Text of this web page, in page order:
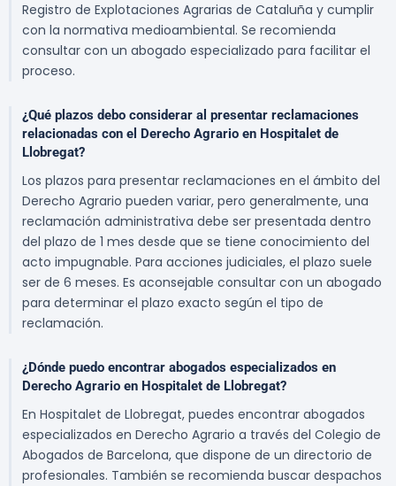
Registro de Explotaciones Agrarias de Cataluña y cumplir
con la normativa medioambiental. Se recomienda
consultar con un abogado especializado para facilitar el
proceso.
¿Qué plazos debo considerar al presentar reclamaciones
relacionadas con el Derecho Agrario en Hospitalet de
Llobregat?
Los plazos para presentar reclamaciones en el ámbito del
Derecho Agrario pueden variar, pero generalmente, una
reclamación administrativa debe ser presentada dentro
del plazo de 1 mes desde que se tiene conocimiento del
acto impugnable. Para acciones judiciales, el plazo suele
ser de 6 meses. Es aconsejable consultar con un abogado
para determinar el plazo exacto según el tipo de
reclamación.
¿Dónde puedo encontrar abogados especializados en
Derecho Agrario en Hospitalet de Llobregat?
En Hospitalet de Llobregat, puedes encontrar abogados
especializados en Derecho Agrario a través del Colegio de
Abogados de Barcelona, que dispone de un directorio de
profesionales. También se recomienda buscar despachos